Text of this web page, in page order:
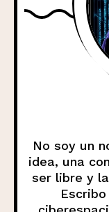
No soy un
idea, una
ser libre y